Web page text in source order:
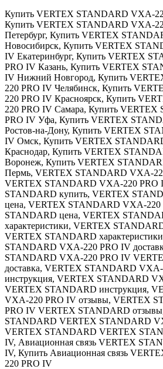
Купить VERTEX STANDARD VXA-
Купить VERTEX STANDARD VXA-
Петербург, Купить VERTEX
Новосибирск, Купить VERTEX
IV Екатеринбург, Купить VERTEX
PRO IV Казань, Купить VERTEX
IV Нижний Новгород, Купить
220 PRO IV Челябинск, Купить
220 PRO IV Красноярск, Купить
220 PRO IV Самара, Купить VERTEX
PRO IV Уфа, Купить VERTEX
Ростов-на-Дону, Купить VERTEX
IV Омск, Купить VERTEX
Краснодар, Купить VERTEX
Воронеж, Купить VERTEX
Пермь, VERTEX STANDARD VXA-
VERTEX STANDARD VXA-220 PRO
STANDARD купить, VERTEX
цена, VERTEX STANDARD VXA-220
STANDARD цена, VERTEX
характеристики, VERTEX
VERTEX STANDARD характеристики
STANDARD VXA-220 PRO IV
STANDARD VXA-220 PRO IV
доставка, VERTEX STANDARD
инструкция, VERTEX STANDARD
VERTEX STANDARD инструкция,
VXA-220 PRO IV отзывы, VERTEX
PRO IV VERTEX STANDARD отзывы
STANDARD VERTEX STANDARD
VERTEX STANDARD VERTEX
IV, Авиационная связь VERTEX
IV, Купить Авиационная связь
220 PRO IV